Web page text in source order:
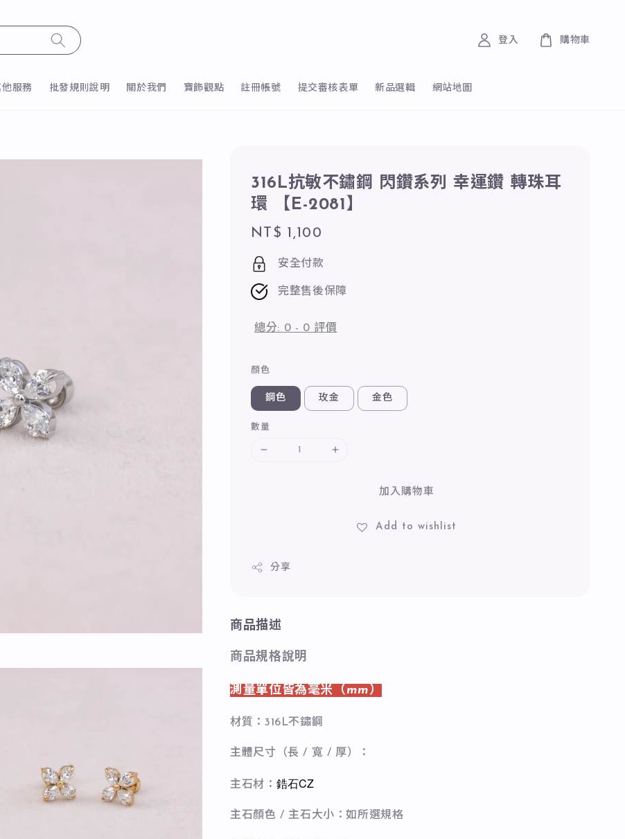
他服務 批發規則說明 關於我們 寶飾觀點 註冊帳號 提交審核表單 新品選輯 網站地圖
登入 購物車
316L抗敏不鏽鋼 閃鑽系列 幸運鑽 轉珠耳
環 【E-2081】
Regular
price
NT$ 1,100
安全付款
完整售後保障
總分: 0 - 0 評價
顏色
鋼色 玫金 金色
數量
加入購物車
Add to wishlist
分享
商品描述
商品規格說明
測量單位皆為毫米（mm）
材質：316L不鏽鋼
主體尺寸（長 / 寬 / 厚）：
主石材： 鋯石CZ
主石顏色 / 主石大小：如所選規格